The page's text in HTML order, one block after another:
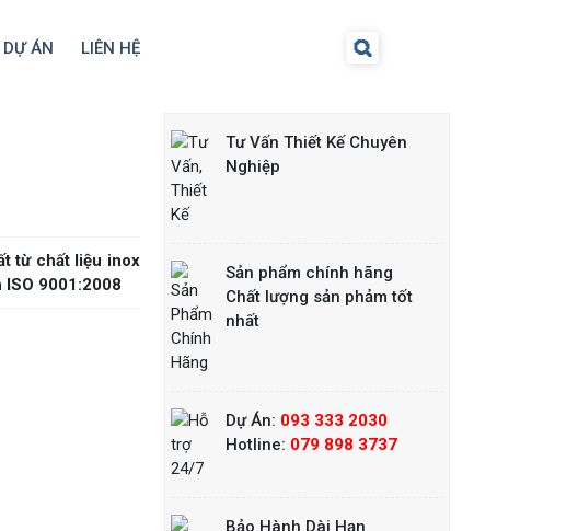
DỰ ÁN LIÊN HỆ
từ chất liệu inox
9001:2008
Tư Vấn Thiết Kế Chuyên
Nghiệp
Sản phẩm chính hãng
Chất lượng sản phảm tốt
nhất
Dự Án: 093 333 2030
Hotline: 079 898 3737
Bảo Hành Dài Hạn
SALA22N
Liên hệ
Liên hệ